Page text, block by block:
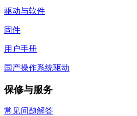
驱动与软件
固件
用户手册
国产操作系统驱动
保修与服务
常见问题解答